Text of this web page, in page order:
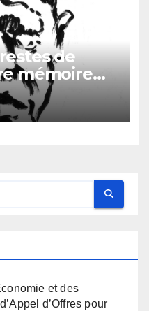
de
mémoire
et des
d’Offres pour